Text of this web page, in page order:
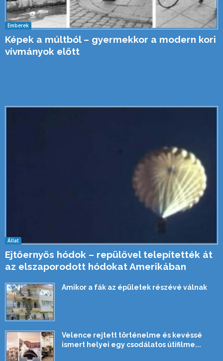
Emberek
Képek a múltból – gyermekkor a modern kori
vívmányok előtt
Állat
Ejtőernyős hódok – repülővel telepítették át
az elszaporodott hódokat Amerikában
Amikor a fák az épületek részévé válnak
Velence rejtett történelme és kevéssé
ismert helyei egy csodálatos útifilme...